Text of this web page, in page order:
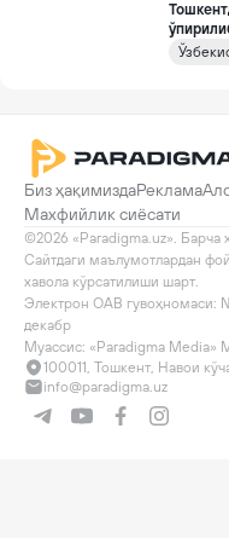
Биз ҳақимиздаРеклама
Махфийлик сиёсати
©2026 «Paradigma.uz». Барча
Сайтдаги маълумотлардан
хавола кўрсатилиши шарт.
Электрон ОАВ гувоҳномаси:
декабр
Муассис: «Paradigma Media»
100011, Тошкент, Навои
info@paradigma.uz